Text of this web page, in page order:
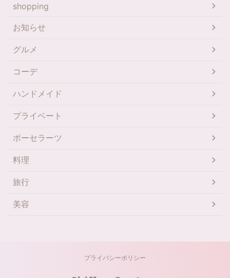
shopping
お知らせ
グルメ
コーデ
ハンドメイド
プライベート
ポーセラーツ
料理
旅行
美容
プライバシーポリシー